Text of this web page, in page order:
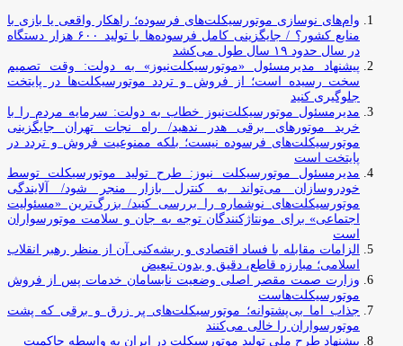
وام‌های نوسازی موتورسیکلت‌های فرسوده؛ راهکار واقعی یا بازی با
منابع کشور؟ / جایگزینی کامل فرسوده‌ها با تولید ۶۰۰ هزار دستگاه
در سال حدود ۱۹ سال طول می‌کشد
پیشنهاد مدیرمسئول «موتورسیکلت‌نیوز» به دولت: وقت تصمیم
سخت رسیده است؛ از فروش و تردد موتورسیکلت‌ها در پایتخت
جلوگیری کنید
مدیرمسئول موتورسیکلت‌نیوز خطاب به دولت: سرمایه مردم را با
خرید موتورهای برقی هدر ندهید/ راه نجات تهران جایگزینی
موتورسیکلت‌های فرسوده نیست؛ بلکه ممنوعیت فروش و تردد در
پایتخت است
مدیرمسئول موتورسیکلت نیوز: طرح تولید موتورسیکلت توسط
خودروسازان می‌تواند به کنترل بازار منجر شود/ آلایندگی
موتورسیکلت‌های نوشماره را بررسی کنید/ بزرگ‌ترین «مسئولیت
اجتماعی» برای مونتاژکنندگان توجه به جان و سلامت موتورسواران
است
الزامات مقابله با فساد اقتصادی و ریشه‌کنی آن از منظر رهبر انقلاب
اسلامی؛ مبارزه قاطع، دقیق و بدون تبعیض
وزارت صمت مقصر اصلی وضعیت نابسامان خدمات پس از فروش
موتورسیکلت‌هاست
جذاب اما بی‌پشتوانه؛ موتورسیکلت‌های پر زرق‌ و برقی که پشت
موتورسواران را خالی می‌کنند
پیشنهاد طرح ملی تولید موتورسیکلت در ایران به واسطه حاکمیت